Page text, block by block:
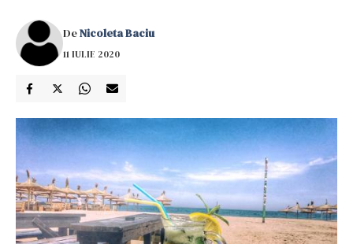
DeNicoleta Baciu
11 IULIE 2020